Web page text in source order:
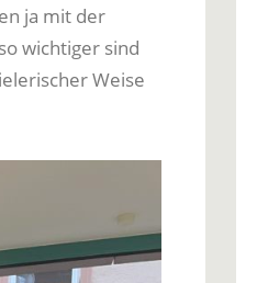
ja mit der
wichtiger sind
Weise